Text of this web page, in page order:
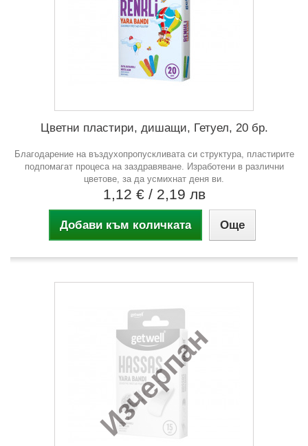
Цветни пластири, дишащи, Гетуел, 20 бр.
Благодарение на въздухопропускливата си структура, пластирите
подпомагат процеса на заздравяване. Изработени в различни
цветове, за да усмихнат деня ви.
1,12 € / 2,19 лв
Добави към количката Още
Изчерпан